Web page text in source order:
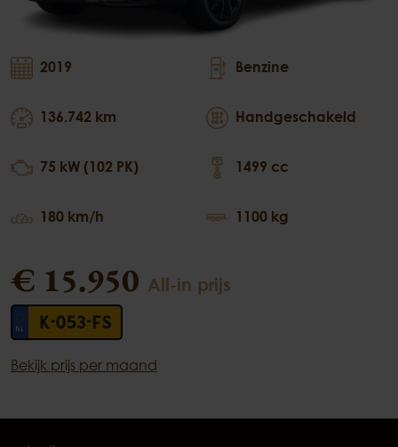
2019
136.742 km
75 kW (102 PK)
180 km/h
Benzine
Handgeschakeld
1499 cc
1100 kg
€ 15.950 All-in prijs
K-053-FS
Bekijk prijs per maand